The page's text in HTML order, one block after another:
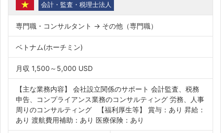
会計・監査・税理士法人
専門職・コンサルタント → その他（専門職）
ベトナム(ホーチミン)
月収 1,500～5,000 USD
【主な業務内容】 会社設立関係のサポート 会計監査、税務
申告、コンプライアンス業務のコンサルティング 労務、人事
周りのコンサルティング 【福利厚生等】 賞与：あり 昇給：
あり 渡航費用補助：あり 医療保険：あり